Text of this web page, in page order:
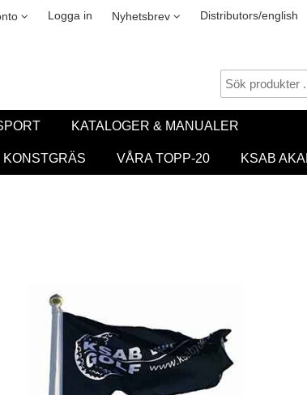
Logga in Nyhetsbrev
Newsletter Distributors/english
KATALOGER & MANUALER
KONSTGRÄS VÅRA TOPP-20 KSAB